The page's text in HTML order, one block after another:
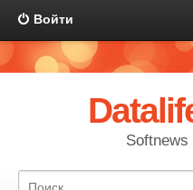
Войти
Softnews